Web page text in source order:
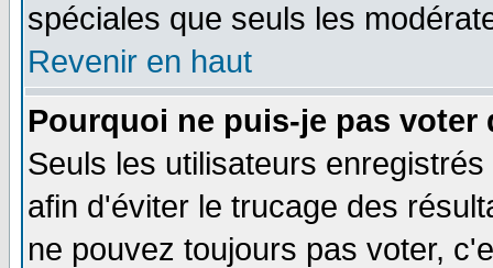
spéciales que seuls les
Revenir en haut
Pourquoi ne puis-je pas voter
Seuls les utilisateurs
afin d'éviter le trucage des
ne pouvez toujours pas voter,